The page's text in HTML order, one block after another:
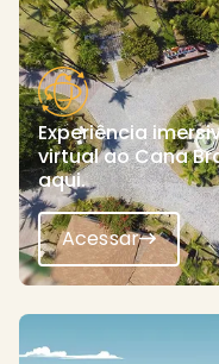
Experiência
virtual ao Cana
aqui.
Acessar